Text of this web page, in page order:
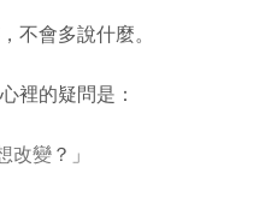
不會多說什麼。
裡的疑問是：
改變 ？」